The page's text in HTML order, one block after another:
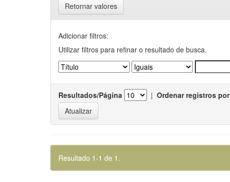
Retornar valores
Adicionar filtros:
Utilizar filtros para refinar o resultado de busca.
Resultados/Página | Ordenar registros por
Resultado 1-1 de 1.